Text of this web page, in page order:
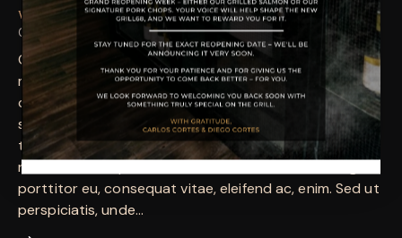
VINEYARD April 20, 2020 854 Views 0 Likes
0
Comments
Q Proin faucibus nec mauris a sodales, sed elementum
mi tincidunt. Sed eget viverra egestas nisi in
consequat. Fusce sodales augue a accumsan. Cras
sollicitudin, ipsum eget blandit pulvinar. Integer
tincidunt. Cras dapibus. Vivamus elementum semper
nisi. Aenean vulputate eleifend tellus. Aenean leo ligula,
porttitor eu, consequat vitae, eleifend ac, enim. Sed ut
perspiciatis, unde…